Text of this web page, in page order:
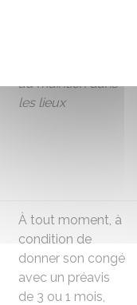
au maintien dans
les lieux
À tout moment, à
condition de
donner son congé
avec un préavis
de 3 ou 1 mois,